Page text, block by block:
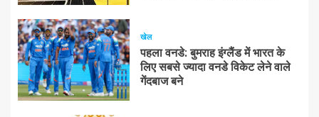
खेल
पहला वनडे: बुमराह इंग्लैंड में भारत के
लिए सबसे ज्यादा वनडे विकेट लेने वाले
गेंदबाज बने